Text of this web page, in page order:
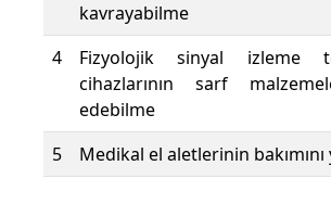
kavrayabilme
4
Fizyolojik sinyal izleme
cihazlarının sarf
edebilme
5
Medikal el aletlerinin